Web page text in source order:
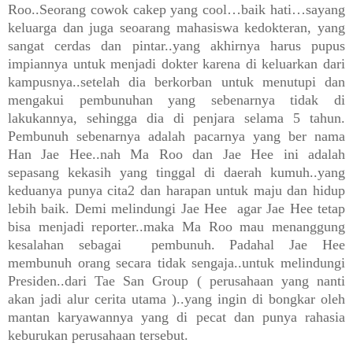
Roo..Seorang cowok cakep yang cool…baik hati…sayang
keluarga dan juga seoarang mahasiswa kedokteran, yang
sangat cerdas dan pintar..yang akhirnya harus pupus
impiannya untuk menjadi dokter karena di keluarkan dari
kampusnya..setelah dia berkorban untuk menutupi dan
mengakui pembunuhan yang sebenarnya tidak di
lakukannya, sehingga dia di penjara selama 5 tahun.
Pembunuh sebenarnya adalah pacarnya yang ber nama
Han Jae Hee..nah Ma Roo dan Jae Hee ini adalah
sepasang kekasih yang tinggal di daerah kumuh..yang
keduanya punya cita2 dan harapan untuk maju dan hidup
lebih baik. Demi melindungi Jae Hee
agar Jae Hee tetap
bisa menjadi reporter..maka Ma Roo mau menanggung
kesalahan sebagai
pembunuh. Padahal Jae Hee
membunuh orang secara tidak sengaja..untuk melindungi
Presiden..dari Tae San Group ( perusahaan yang nanti
akan jadi alur cerita utama )..yang ingin di bongkar oleh
mantan karyawannya yang di pecat dan punya rahasia
keburukan perusahaan tersebut.